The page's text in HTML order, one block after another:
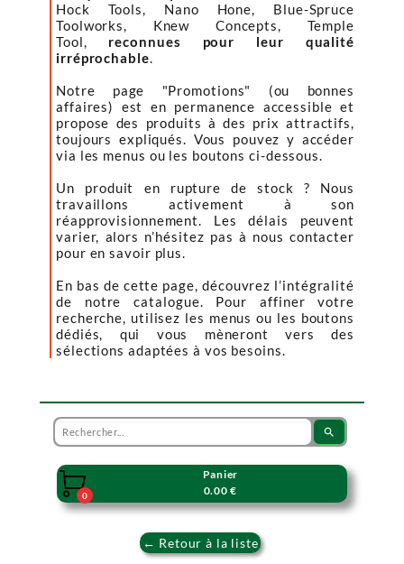
Hock Tools, Nano Hone, Blue-Spruce
Toolworks, Knew Concepts, Temple
Tool, reconnues pour leur qualité
irréprochable.
Notre page "Promotions" (ou bonnes
affaires) est en permanence accessible et
propose des produits à des prix attractifs,
toujours expliqués. Vous pouvez y accéder
via les menus ou les boutons ci-dessous.
Un produit en rupture de stock ? Nous
travaillons activement à son
réapprovisionnement. Les délais peuvent
varier, alors n’hésitez pas à nous contacter
pour en savoir plus.
En bas de cette page, découvrez l’intégralité
de notre catalogue. Pour affiner votre
recherche, utilisez les menus ou les boutons
dédiés, qui vous mèneront vers des
sélections adaptées à vos besoins.
search

0
Panier
0.00 €
← Retour à la liste